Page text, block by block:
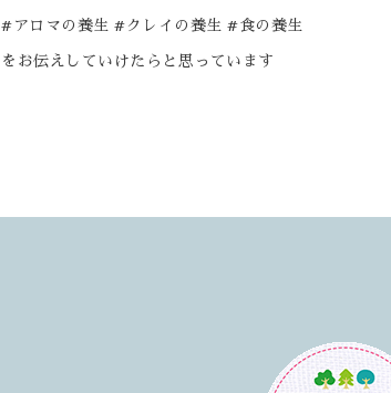
#アロマの養生 #クレイの養生 #食の養生
をお伝えしていけたらと思っています